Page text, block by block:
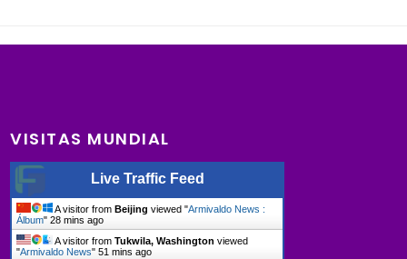
VISITAS MUNDIAL
Live Traffic Feed
A visitor from Beijing viewed "Armivaldo News :
Álbum"28 mins ago
A visitor fromTukwila, Washington viewed
"Armivaldo News"51 mins ago